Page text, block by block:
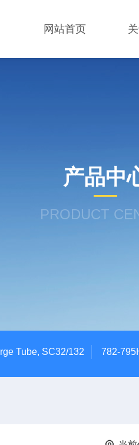
网站首页
产品中
PRODUCT
Tube, SC32/132 782-